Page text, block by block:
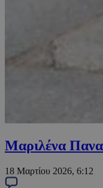
Μαριλένα
18 Μαρτίου 2026, 6:12